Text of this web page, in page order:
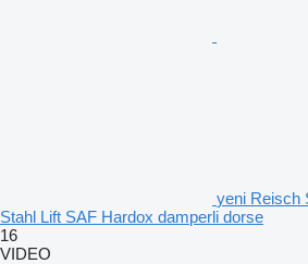
yeni Reisch
Stahl Lift SAF Hardox damperli dorse
16
VIDEO